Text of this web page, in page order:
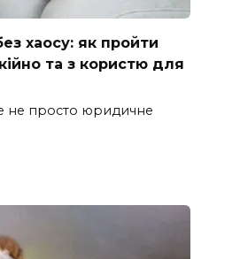
хаосу: як пройти
та з користю для
не просто юридичне